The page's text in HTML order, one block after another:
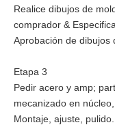
Realice dibujos de
comprador &
Aprobación de dibujos
Etapa 3
Pedir acero y amp;
mecanizado en
Montaje, ajuste, pulido.